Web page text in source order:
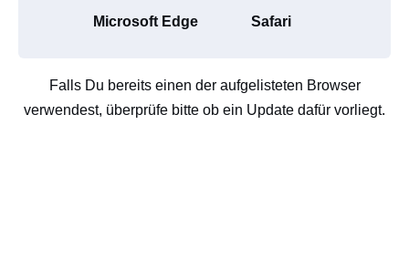
Microsoft Edge Safari
Falls Du bereits einen der aufgelisteten Browser
verwendest, überprüfe bitte ob ein Update dafür vorliegt.